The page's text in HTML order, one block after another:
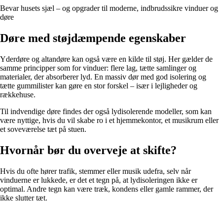
Bevar husets sjæl – og opgrader til moderne, indbrudssikre vinduer og
døre
Døre med støjdæmpende egenskaber
Yderdøre og altandøre kan også være en kilde til støj. Her gælder de
samme principper som for vinduer: flere lag, tætte samlinger og
materialer, der absorberer lyd. En massiv dør med god isolering og
tætte gummilister kan gøre en stor forskel – især i lejligheder og
rækkehuse.
Til indvendige døre findes der også lydisolerende modeller, som kan
være nyttige, hvis du vil skabe ro i et hjemmekontor, et musikrum eller
et soveværelse tæt på stuen.
Hvornår bør du overveje at skifte?
Hvis du ofte hører trafik, stemmer eller musik udefra, selv når
vinduerne er lukkede, er det et tegn på, at lydisoleringen ikke er
optimal. Andre tegn kan være træk, kondens eller gamle rammer, der
ikke slutter tæt.